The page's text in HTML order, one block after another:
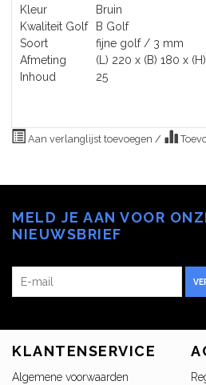
Kleur
Bruin
Kwaliteit Golf
B Golf
Soort
fijne golf / 3 mm
Afmeting
(L) 220 x (B) 180 x
Inhoud
25
Aan verlanglijst toevoegen /
MELD JE AAN VOOR
NIEUWSBRIEF
KLANTENSERVICE
Algemene voorwaarden